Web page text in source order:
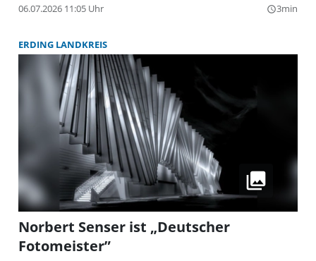
06.07.2026 11:05 Uhr query_builder3min
ERDING LANDKREIS
Norbert Senser ist „Deutscher
Fotomeister”